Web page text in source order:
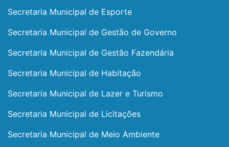
Secretaria Municipal de Esporte
Secretaria Municipal de Gestão de Governo
Secretaria Municipal de Gestão Fazendária
Secretaria Municipal de Habitação
Secretaria Municipal de Lazer e Turismo
Secretaria Municipal de Licitações
Secretaria Municipal de Meio Ambiente